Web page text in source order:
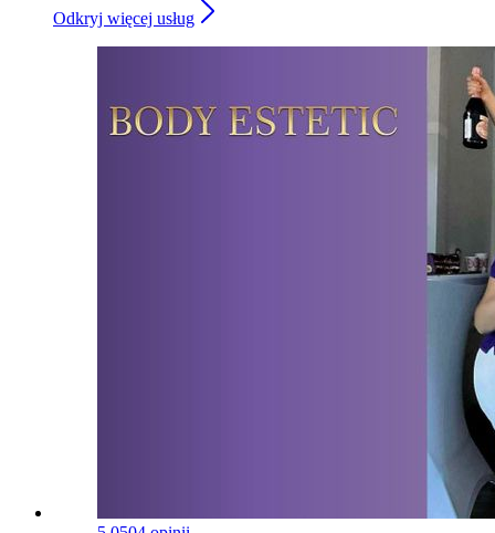
8,4 km • Romualda Traugutta 12, 05-250, Radzymin
59,00 zł1g 30min
Umów